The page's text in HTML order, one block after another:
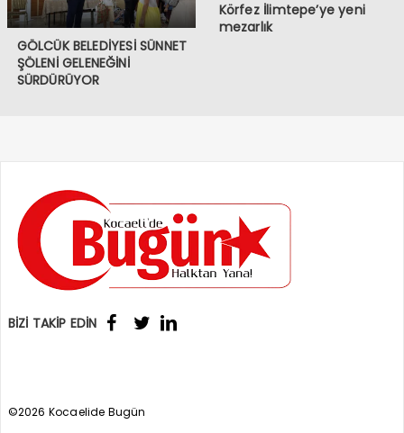
GÖLCÜK BELEDİYESİ SÜNNET
ŞÖLENİ GELENEĞİNİ
SÜRDÜRÜYOR
Körfez İlimtepe’ye yeni
mezarlık
BİZİ TAKİP EDİN
©2026 Kocaelide Bugün